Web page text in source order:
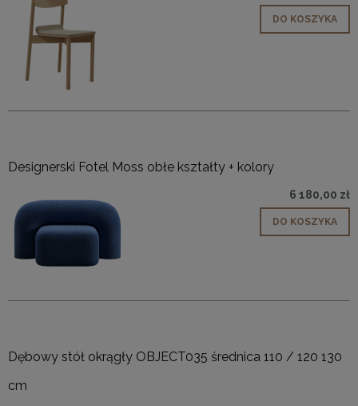
DO KOSZYKA
Designerski Fotel Moss obłe kształty + kolory
6 180,00 zł
DO KOSZYKA
Dębowy stół okrągły OBJECT035 średnica 110 / 120 130
cm